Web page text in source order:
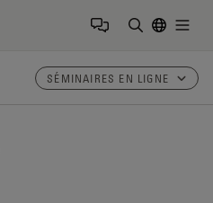
SÉMINAIRES EN LIGNE